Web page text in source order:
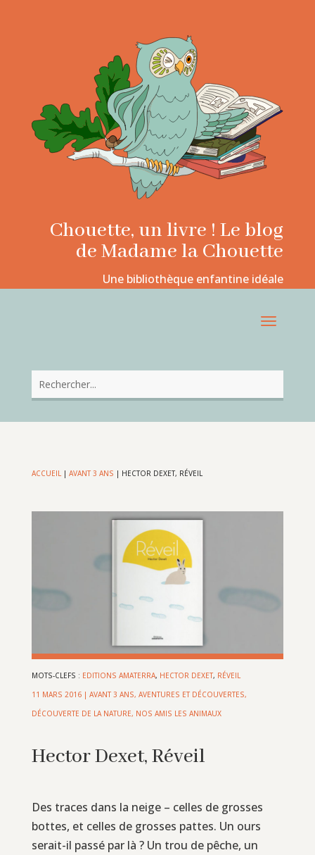
Chouette, un livre ! Le blog
de Madame la Chouette
Une bibliothèque enfantine idéale
ACCUEIL| AVANT 3 ANS | HECTOR DEXET, RÉVEIL
MOTS-CLEFS : EDITIONS AMATERRA, HECTOR DEXET, RÉVEIL
11 MARS 2016| AVANT 3 ANS, AVENTURES ET DÉCOUVERTES,
DÉCOUVERTE DE LA NATURE, NOS AMIS LES ANIMAUX
Hector Dexet, Réveil
Des traces dans la neige – celles de grosses
bottes, et celles de grosses pattes. Un ours
serait-il passé par là ? Un trou de pêche, un